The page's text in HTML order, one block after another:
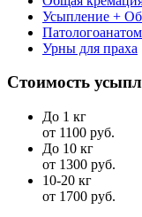
Усыпление +
Урны для праха
Стоимость
До 1 кг
от 1100 руб.
До 10 кг
от 1300 руб.
10-20 кг
от 1700 руб.